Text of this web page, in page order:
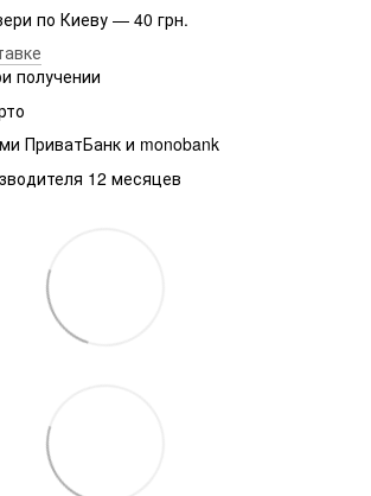
по Киеву — 40 грн.
получении
ПриватБанк и monobank
12 месяцев